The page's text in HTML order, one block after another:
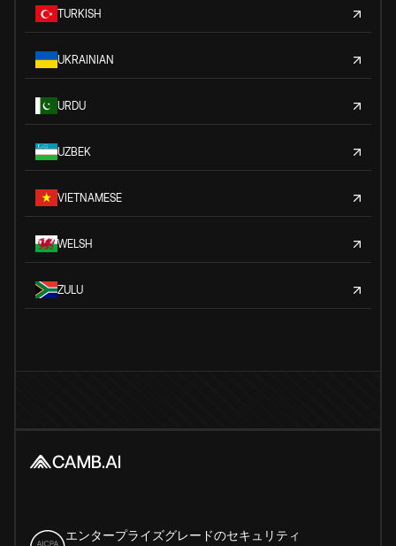
TURKISH
UKRAINIAN
URDU
UZBEK
VIETNAMESE
WELSH
ZULU
エンタープライズグレードのセキュリティ